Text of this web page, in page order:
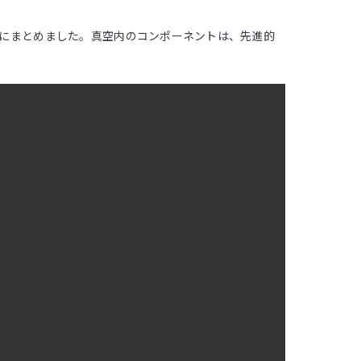
まとめました。真空内のコンポーネントは、先進的